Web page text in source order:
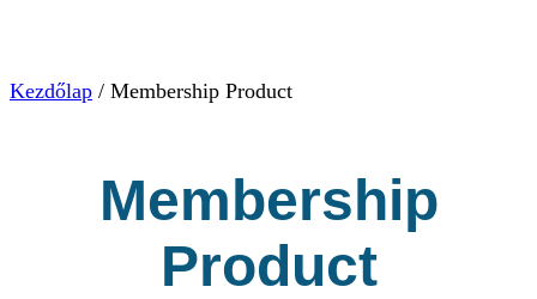
Kezdőlap / Membership Product
Membership
Product